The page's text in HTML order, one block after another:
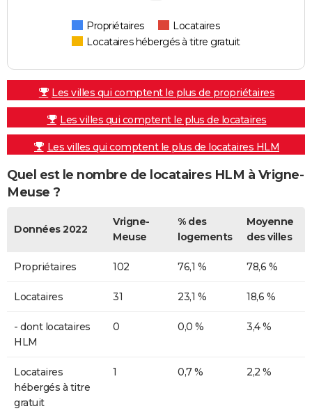
Propriétaires
Locataires
Locataires hébergés à titre gratuit
Les villes qui comptent le plus de propriétaires
Les villes qui comptent le plus de locataires
Les villes qui comptent le plus de locataires HLM
Quel est le nombre de locataires HLM à Vrigne-
Meuse ?
Données 2022
Vrigne-
Meuse
% des
logements
Moyenne
des villes
Propriétaires 102 76,1 % 78,6 %
Locataires 31 23,1 % 18,6 %
- dont locataires
HLM
0 0,0 % 3,4 %
Locataires
hébergés à titre
gratuit
1 0,7 % 2,2 %